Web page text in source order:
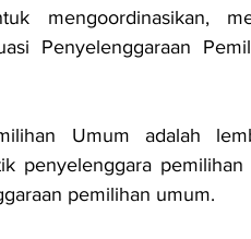
mengoordinasikan,
Penyelenggaraan
Umum adalah
penyelenggara
pemilihan umum.